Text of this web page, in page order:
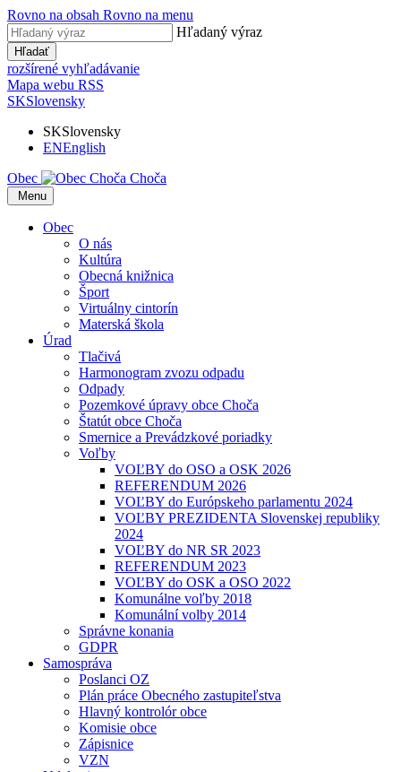
Rovno na obsah Rovno na menu
Hľadaný výraz
Hľadať
rozšírené vyhľadávanie
Mapa webu RSS
SKSlovensky
SKSlovensky
ENEnglish
Obec
Choča
Menu
Obec
O nás
Kultúra
Obecná knižnica
Šport
Virtuálny cintorín
Materská škola
Úrad
Tlačivá
Harmonogram zvozu odpadu
Odpady
Pozemkové úpravy obce Choča
Štatút obce Choča
Smernice a Prevádzkové poriadky
Voľby
VOĽBY do OSO a OSK 2026
REFERENDUM 2026
VOĽBY do Európskeho parlamentu 2024
VOĽBY PREZIDENTA Slovenskej republiky
2024
VOĽBY do NR SR 2023
REFERENDUM 2023
VOĽBY do OSK a OSO 2022
Komunálne voľby 2018
Komunální volby 2014
Správne konania
GDPR
Samospráva
Poslanci OZ
Plán práce Obecného zastupiteľstva
Hlavný kontrolór obce
Komisie obce
Zápisnice
VZN